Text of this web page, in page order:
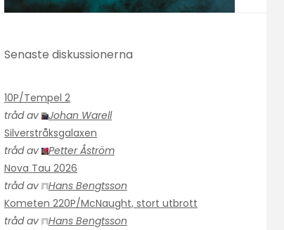
Senaste diskussionerna
10P/Tempel 2
tråd av
Johan Warell
Silverstråksgalaxen
tråd av
Petter Åström
Nova Tau 2026
tråd av
Hans Bengtsson
Kometen 220P/McNaught, stort utbrott
tråd av
Hans Bengtsson